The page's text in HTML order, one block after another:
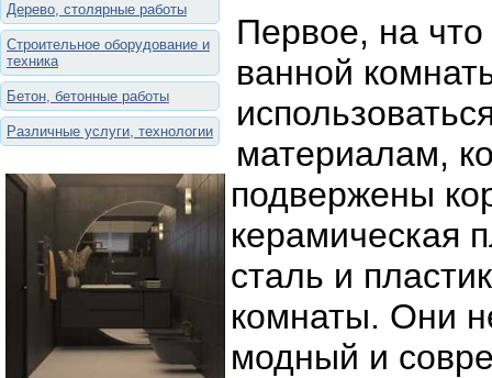
Дерево, столярные работы
Строительное оборудование и
техника
Бетон, бетонные работы
Различные услуги, технологии
Первое, на что
ванной
материалам,
подвержены
керамическая
сталь и
комнаты. Они
модный и